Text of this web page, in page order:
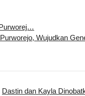
Wujudkan
Dastin dan Kayla